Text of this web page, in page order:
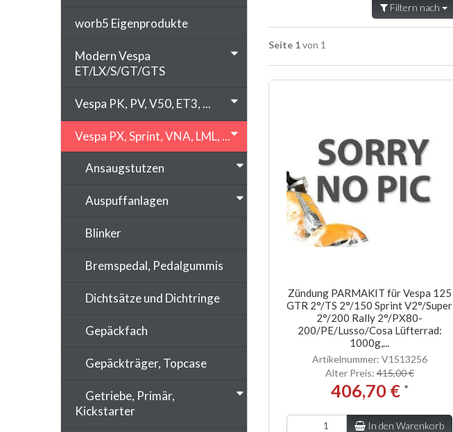
Filtern nach
Seite 1von 1
Zündung PARMAKIT für Vespa 125
GTR 2°/TS 2°/150 Sprint V2°/Super
2°/200 Rally 2°/PX80-
200/PE/Lusso/Cosa Lüfterrad:
1000g,...
Artikelnummer: V1513256
Alter Preis:415,00 €
406,70 € *
In den Warenkorb
worb5 Eigenprodukte
Modern Vespa
ET/LX/S/GT/GTS
Vespa PK, PV, V50, ET3, ...
Vespa PX, Sprint, VNA, LML, ...
Ansaugstutzen
Auspuffanlagen
Blinker
Bremspedal, Pedalgummis
Dichtsätze und Dichtringe
Gepäckfach
Gepäckträger, Topcase
Getriebe, Primär,
Kickstarter